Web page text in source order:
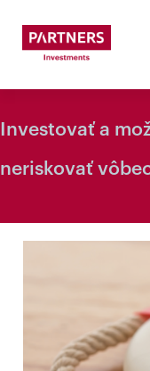
Investovať a
neriskovať